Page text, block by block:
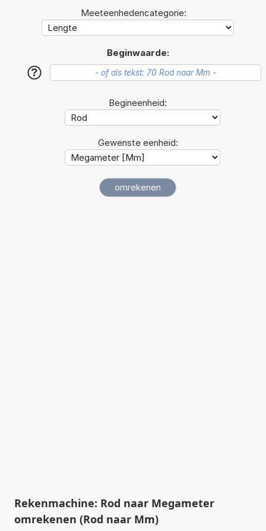
Meeteenhedencategorie:
Beginwaarde:
?
Begineenheid:
Gewenste eenheid:
Rekenmachine: Rod naar Megameter
omrekenen (Rod naar Mm)